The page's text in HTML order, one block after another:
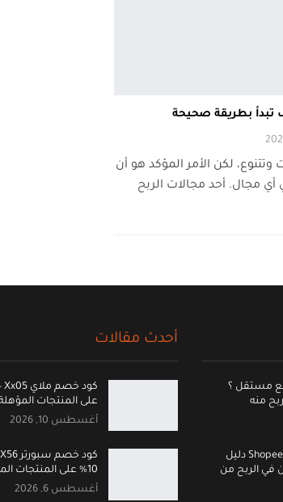
تبدأ بطريقة صحيحة
لكن الأمر المؤكد هو أن
أي مجال. أحد مجالات الربح
مستقل ؟
منه
الربح من موقع Shopee دليل
في الربح من
أحدث مقالات
على المنتجات
أغسطس 10, 2026
10% على المنتجات المؤهلة
أغسطس 6, 2026